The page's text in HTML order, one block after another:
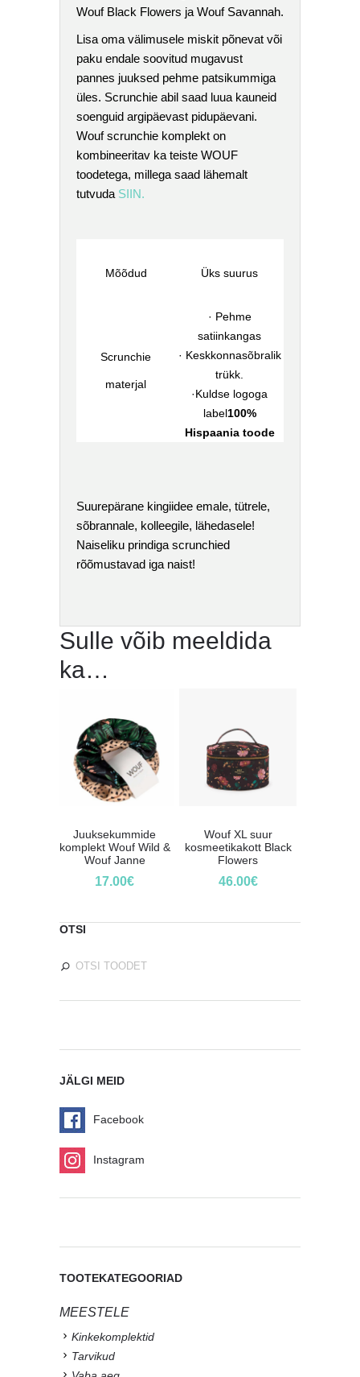
Wouf Black Flowers ja Wouf Savannah.
Lisa oma välimusele miskit põnevat või
paku endale soovitud mugavust
pannes juuksed pehme patsikummiga
üles. Scrunchie abil saad luua kauneid
soenguid argipäevast pidupäevani.
Wouf scrunchie komplekt on
kombineeritav ka teiste WOUF
toodetega, millega saad lähemalt
tutvuda SIIN.
Mõõdud Üks suurus
Scrunchie
materjal
· Pehme
satiinkangas
· Keskkonnasõbralik
trükk.
·Kuldse logoga
label100%
Hispaania toode
Suurepärane kingiidee emale, tütrele,
sõbrannale, kolleegile, lähedasele!
Naiseliku prindiga scrunchied
rõõmustavad iga naist!
Sulle võib meeldida
ka…
Juuksekummide
komplekt Wouf Wild &
Wouf Janne
17.00€
Wouf XL suur
kosmeetikakott Black
Flowers
46.00€
OTSI
JÄLGI MEID
Facebook
Instagram
TOOTEKATEGOORIAD
MEESTELE
Kinkekomplektid
Tarvikud